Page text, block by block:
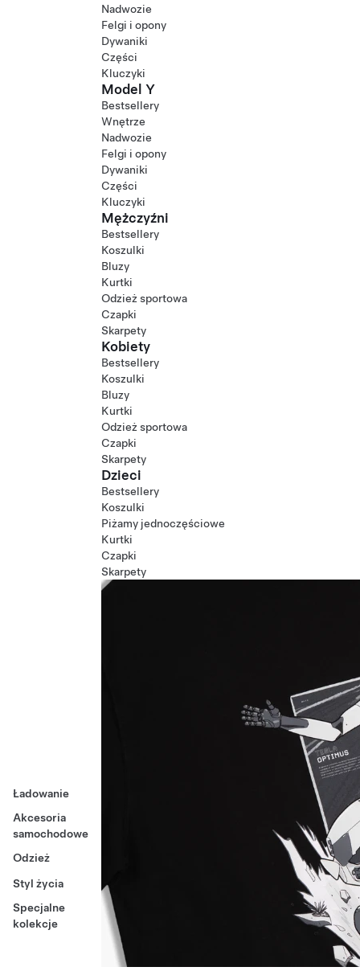
Ładowanie
Akcesoria
samochodowe
Odzież
Styl życia
Specjalne
kolekcje
Nadwozie
Felgi i opony
Dywaniki
Części
Kluczyki
Model Y
Bestsellery
Wnętrze
Nadwozie
Felgi i opony
Dywaniki
Części
Kluczyki
Mężczyźni
Bestsellery
Koszulki
Bluzy
Kurtki
Odzież sportowa
Czapki
Skarpety
Kobiety
Bestsellery
Koszulki
Bluzy
Kurtki
Odzież sportowa
Czapki
Skarpety
Dzieci
Bestsellery
Koszulki
Piżamy jednoczęściowe
Kurtki
Czapki
Skarpety